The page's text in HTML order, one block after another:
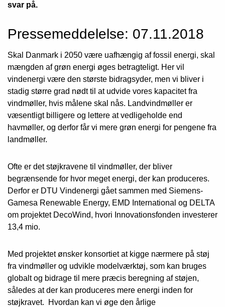
svar på.
Pressemeddelelse: 07.11.2018
Skal Danmark i 2050 være uafhængig af fossil energi, skal
mængden af grøn energi øges betragteligt. Her vil
vindenergi være den største bidragsyder, men vi bliver i
stadig større grad nødt til at udvide vores kapacitet fra
vindmøller, hvis målene skal nås. Landvindmøller er
væsentligt billigere og lettere at vedligeholde end
havmøller, og derfor får vi mere grøn energi for pengene fra
landmøller.
Ofte er det støjkravene til vindmøller, der bliver
begrænsende for hvor meget energi, der kan produceres.
Derfor er DTU Vindenergi gået sammen med Siemens-
Gamesa Renewable Energy, EMD International og DELTA
om projektet DecoWind, hvori Innovationsfonden investerer
13,4 mio.
Med projektet ønsker konsortiet at kigge nærmere på støj
fra vindmøller og udvikle modelværktøj, som kan bruges
globalt og bidrage til mere præcis beregning af støjen,
således at der kan produceres mere energi inden for
støjkravet. Hvordan kan vi øge den årlige